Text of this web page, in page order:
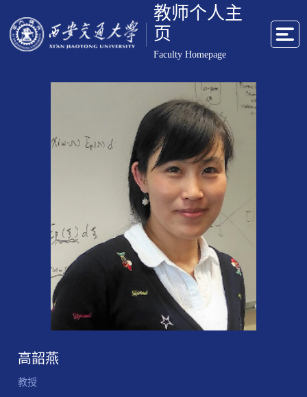
教师个人主
页
Faculty Homepage
高韶燕
教授